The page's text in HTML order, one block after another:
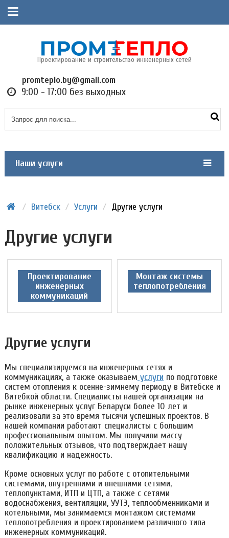
Проектирование и строительство инженерных сетей
promteplo.by@gmail.com
9:00 - 17:00 без выходных
Наши услуги
/ Витебск / Услуги / Другие услуги
Другие услуги
Проектирование
инженерных
коммуникаций
Монтаж системы
теплопотребления
Другие услуги
Мы специализируемся на инженерных сетях и
коммуникациях, а также оказываем услуги по подготовке
систем отопления к осенне-зимнему периоду в Витебске и
Витебкой области. Специалисты нашей организации на
рынке инженерных услуг Беларуси более 10 лет и
реализовали за это время тысячи успешных проектов. В
нашей компании работают специалисты с большим
профессиональным опытом. Мы получили массу
положительных отзывов, что подтверждает нашу
квалификацию и надежность.
Кроме основных услуг по работе с отопительными
системами, внутренними и внешними сетями,
теплопунктами, ИТП и ЦТП, а также с сетями
водоснабжения, вентиляции, УУТЭ, теплообменниками и
котельными, мы занимаемся монтажом системами
теплопотребления и проектированием различного типа
инженерных коммуникаций.